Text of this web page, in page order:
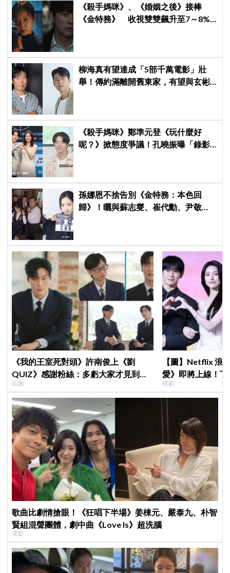
《殺手媽咪》、《婚姻之後》接棒
《金特務》 收視雙雙飆升至7～8%
柳海真有望達成「5部千萬電影」壯
舉！傳約滿離開舊東家，有望與玄彬
《殺手媽咪》鄭準元登《玩什麼好
呢？》掀態度爭議！孔曉振曝「錄影
孫娜恩不捨告別《金特務：本色回
歸》！曬與蘇志燮、崔代勳、尹敬
《我的王室死對頭》許南俊上《劉
QUIZ》感謝粉絲：多虧大家才見到劉
在錫前輩，我真的成功了！
綜藝
【圖】Netflix 浪
愛》即將上線！
製作發表會，甜
韓劇
歌曲比劇情搶眼！《狂唱下半場》姜棟元、嚴泰九、朴智
賢組混聲團體，劇中曲《Love Is》超洗腦
電影